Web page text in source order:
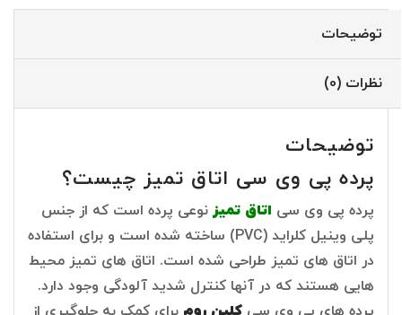
توضیحات
نظرات (0)
توضیحات
پرده پی وی سی اتاق تمیز چیست؟
پرده پی وی سی اتاق تمیز نوعی پرده است که از جنس
پلی وینیل کلراید (PVC) ساخته شده است و برای استفاده
در اتاق های تمیز طراحی شده است. اتاق های تمیز محیط
هایی هستند که در آنها کنترل شدید آلودگی وجود دارد.
پرده های پی وی سی کلین روم برای کمک به جلوگیری از